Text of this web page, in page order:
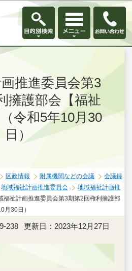
ジの本文へ移動
推進委員会第3
擁護部会【福祉
令和5年10月30
日）
区政情報 附属機関などの会議
会議録
地域福祉計画推進委員会
地域福祉計画推
福祉計画推進委員会第3期第2回権利擁護部
月30日）
238 更新日：2023年12月27日